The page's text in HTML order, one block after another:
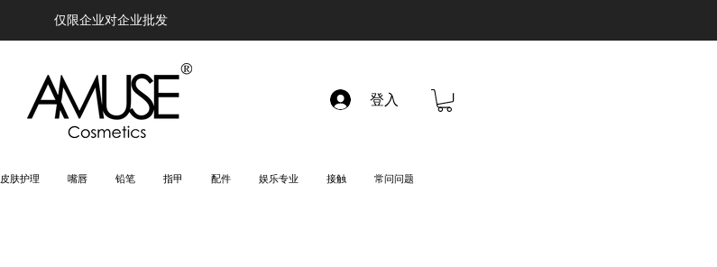
仅限企业对企业批发
登入
皮肤护理 嘴唇 铅笔 指甲 配件 娱乐专业 接触 常问问题